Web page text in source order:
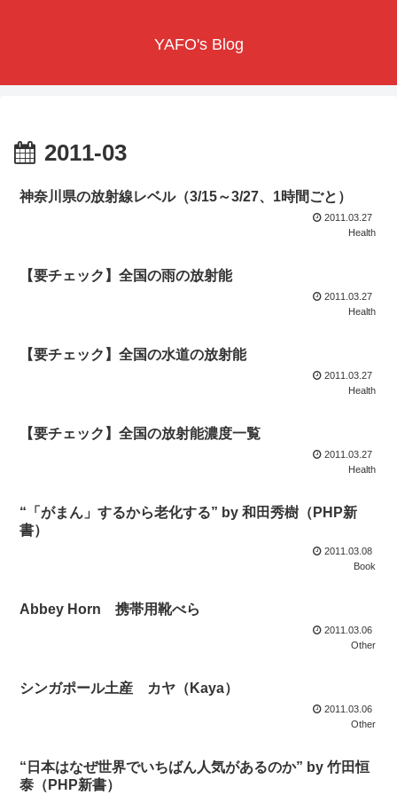
YAFO's Blog
2011-03
神奈川県の放射線レベル（3/15～3/27、1時間ごと）
2011.03.27
Health
【要チェック】全国の雨の放射能
2011.03.27
Health
【要チェック】全国の水道の放射能
2011.03.27
Health
【要チェック】全国の放射能濃度一覧
2011.03.27
Health
“「がまん」するから老化する” by 和田秀樹（PHP新
書）
2011.03.08
Book
Abbey Horn 携帯用靴べら
2011.03.06
Other
シンガポール土産 カヤ（Kaya）
2011.03.06
Other
“日本はなぜ世界でいちばん人気があるのか” by 竹田恒
泰（PHP新書）